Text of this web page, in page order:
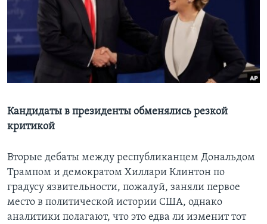
Learning English
СОЦИАЛЬНЫЕ СЕТИ
Языки
Кандидаты в президенты обменялись резкой
критикой
Вторые дебаты между республиканцем Дональдом
Трампом и демократом Хиллари Клинтон по
градусу язвительности, пожалуй, заняли первое
место в политической истории США, однако
аналитики полагают, что это едва ли изменит тот